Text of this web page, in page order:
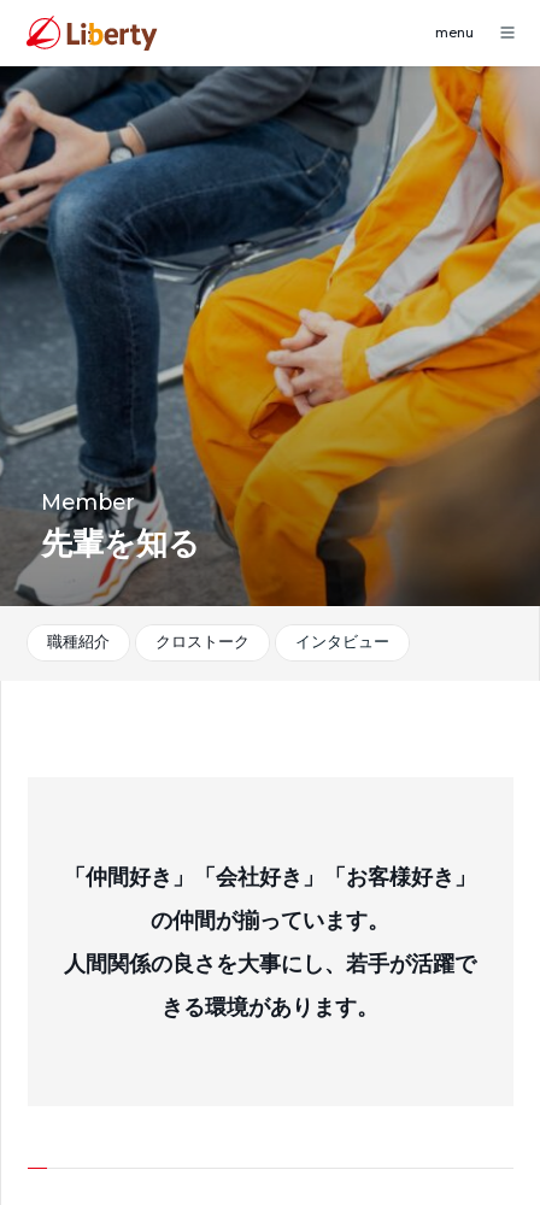
新卒採用
新卒特設ページ
個人情報保護方針
Member
先輩を知る
職種紹介 クロストーク インタビュー
「仲間好き」「会社好き」「お客様好き」
の仲間が揃っています。
人間関係の良さを大事にし、若手が活躍で
きる環境があります。